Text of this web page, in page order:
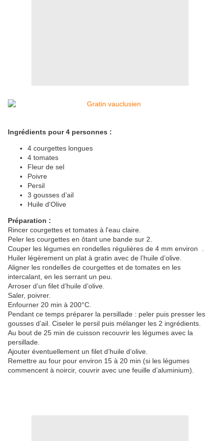
Ingrédients pour 4 personnes :
4 courgettes longues
4 tomates
Fleur de sel
Poivre
Persil
3 gousses d’ail
Huile d'Olive
Préparation :
Rincer courgettes et tomates à l'eau claire.
Peler les courgettes en ôtant une bande sur 2.
Couper les légumes en rondelles régulières de 4 mm environ .
Huiler légèrement un plat à gratin avec de l’huile d’olive.
Aligner les rondelles de courgettes et de tomates en les
intercalant, en les serrant un peu.
Arroser d’un filet d’huile d’olive.
Saler, poivrer.
Enfourner 20 min à 200°C.
Pendant ce temps préparer la persillade : peler puis presser les
gousses d’ail. Ciseler le persil puis mélanger les 2 ingrédients.
Au bout de 25 min de cuisson recouvrir les légumes avec la
persillade.
Ajouter éventuellement un filet d’huile d’olive.
Remettre au four pour environ 15 à 20 min (si les légumes
commencent à noircir, couvrir avec une feuille d’aluminium).